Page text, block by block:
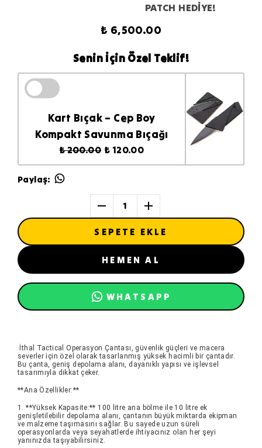
PATCH HEDİYE!
₺ 6,500.00
Senin İçin Özel Teklif!
Kart Bıçak – Cep Boy
Kompakt Savunma Bıçağı
₺ 200.00 ₺ 120.00
Paylaş:
1
SEPETE EKLE
HEMEN AL
WHATSAPP
İthal Tactical Operasyon Çantası, güvenlik güçleri ve macera
severler için özel olarak tasarlanmış yüksek hacimli bir çantadır.
Bu çanta, geniş depolama alanı, dayanıklı yapısı ve işlevsel
tasarımıyla dikkat çeker.
**Ana Özellikler:**
1. **Yüksek Kapasite:** 100 litre ana bölme ile 10 litre ek
genişletilebilir depolama alanı, çantanın büyük miktarda ekipman
ve malzeme taşımasını sağlar. Bu sayede uzun süreli
operasyonlarda veya seyahatlerde ihtiyacınız olan her şeyi
yanınızda taşıyabilirsiniz.